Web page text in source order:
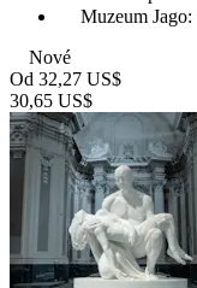
Muzeum
Nové
Od 32,27 US$
30,65 US$